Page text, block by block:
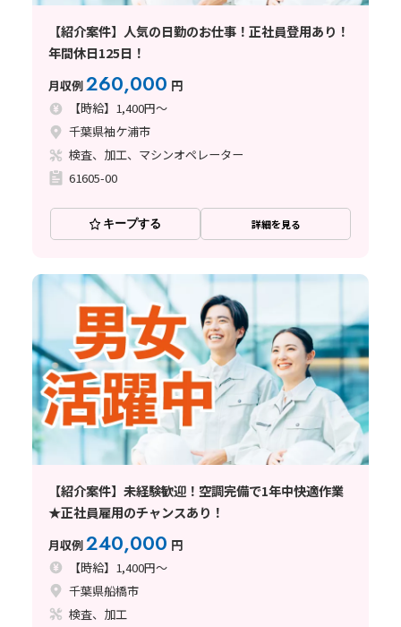
【紹介案件】人気の日勤のお仕事！正社員登用あり！
年間休日125日！
月収例260,000 円
【時給】1,400円～
千葉県袖ケ浦市
検査、加工、マシンオペレーター
61605-00
キープする 詳細を見る
【紹介案件】未経験歓迎！空調完備で1年中快適作業
★正社員雇用のチャンスあり！
月収例240,000 円
【時給】1,400円～
千葉県船橋市
検査、加工